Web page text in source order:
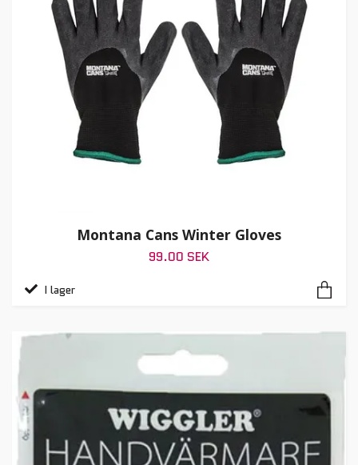
Montana Cans Winter Gloves
99.00 SEK
I lager